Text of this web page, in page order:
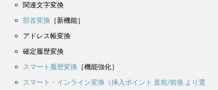
関連文字変換
部首変換 ［新機能］
アドレス帳変換
確定履歴変換
スマート履歴変換 ［機能強化］
スマート・インライン変換（挿入ポイント 直前/前後 より選